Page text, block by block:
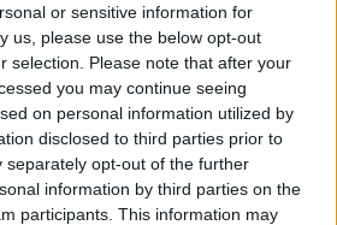
or sensitive information for
us, please use the below opt-out
selection. Please note that after your
you may continue seeing
on personal information utilized by
disclosed to third parties prior to
separately opt-out of the further
information by third parties on the
participants. This information may
13
Psichologinis testas:
Išsirinkite labiausiai
patinkančią gėlę ir
sužinokite savo vidinę
supergalią